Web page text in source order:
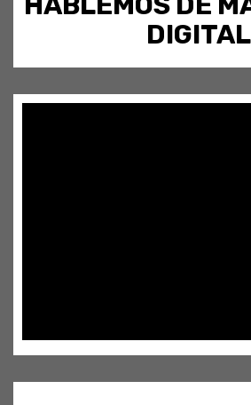
DIGITAL